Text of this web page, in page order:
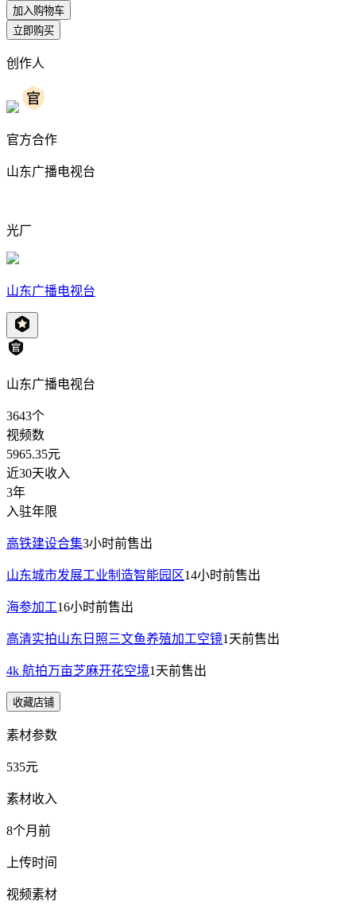
加入购物车
立即购买
创作人
官方合作
山东广播电视台
光厂
山东广播电视台
山东广播电视台
3643个
视频数
5965.35元
近30天收入
3年
入驻年限
高铁建设合集3小时前售出
山东城市发展工业制造智能园区14小时前售出
海参加工16小时前售出
高清实拍山东日照三文鱼养殖加工空镜1天前售出
4k 航拍万亩芝麻开花空境1天前售出
收藏店铺
素材参数
535元
素材收入
8个月前
上传时间
视频素材